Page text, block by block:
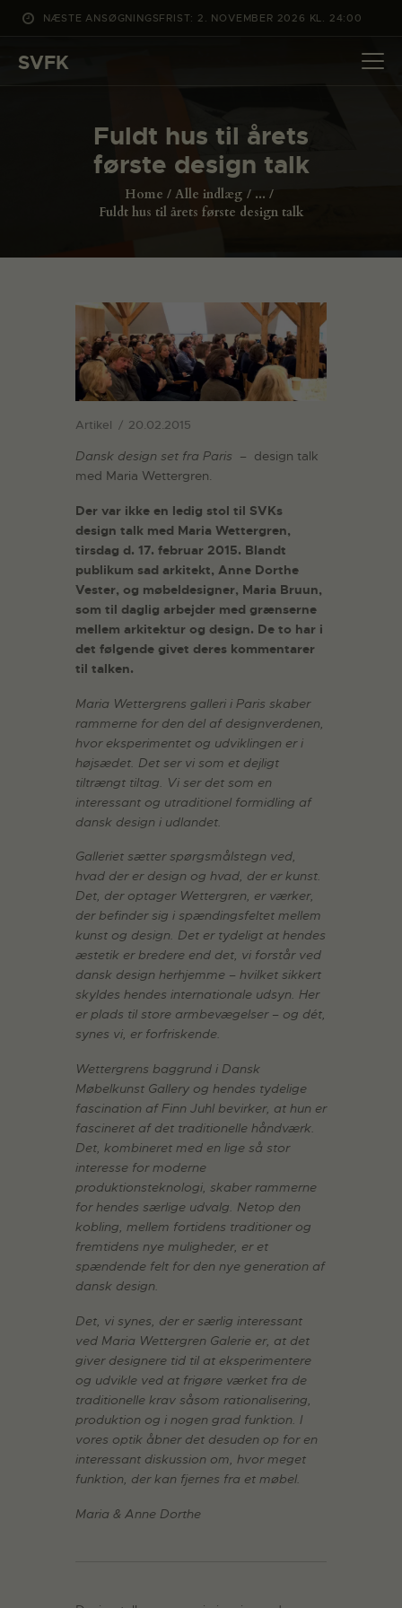
NÆSTE ANSØGNINGSFRIST: 2. NOVEMBER 2026 KL. 24:00
SVFK
Fuldt hus til årets
første design talk
Home Alle indlæg
...
Fuldt hus til årets første design talk
DET SKER
PROJEKTER
ANSØG
Artikel 20.02.2015
Dansk design set fra Paris – design talk
med Maria Wettergren.
Der var ikke en ledig stol til SVKs
design talk med Maria Wettergren,
tirsdag d. 17. februar 2015. Blandt
publikum sad arkitekt, Anne Dorthe
Vester, og møbeldesigner, Maria Bruun,
som til daglig arbejder med grænserne
mellem arkitektur og design. De to har i
det følgende givet deres kommentarer
til talken.
Maria Wettergrens galleri i Paris skaber
rammerne for den del af designverdenen,
hvor eksperimentet og udviklingen er i
højsædet. Det ser vi som et dejligt
tiltrængt tiltag. Vi ser det som en
interessant og utraditionel formidling af
dansk design i udlandet.
Galleriet sætter spørgsmålstegn ved,
hvad der er design og hvad, der er kunst.
Det, der optager Wettergren, er værker,
der befinder sig i spændingsfeltet mellem
kunst og design. Det er tydeligt at hendes
æstetik er bredere end det, vi forstår ved
dansk design herhjemme – hvilket sikkert
skyldes hendes internationale udsyn. Her
er plads til store armbevægelser – og dét,
synes vi, er forfriskende.
Wettergrens baggrund i Dansk
Møbelkunst Gallery og hendes tydelige
fascination af Finn Juhl bevirker, at hun er
fascineret af det traditionelle håndværk.
Det, kombineret med en lige så stor
interesse for moderne
produktionsteknologi, skaber rammerne
for hendes særlige udvalg. Netop den
kobling, mellem fortidens traditioner og
fremtidens nye muligheder, er et
spændende felt for den nye generation af
dansk design.
Det, vi synes, der er særlig interessant
ved Maria Wettergren Galerie er, at det
giver designere tid til at eksperimentere
og udvikle ved at frigøre værket fra de
traditionelle krav såsom rationalisering,
produktion og i nogen grad funktion. I
vores optik åbner det desuden op for en
interessant diskussion om, hvor meget
funktion, der kan fjernes fra et møbel.
Maria & Anne Dorthe